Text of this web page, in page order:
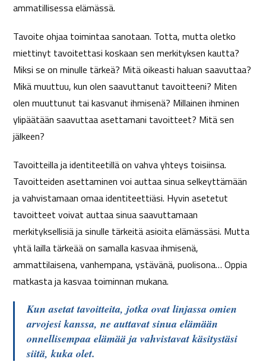
ammatillisessa elämässä.
Tavoite ohjaa toimintaa sanotaan. Totta, mutta oletko
miettinyt tavoitettasi koskaan sen merkityksen kautta?
Miksi se on minulle tärkeä? Mitä oikeasti haluan saavuttaa?
Mikä muuttuu, kun olen saavuttanut tavoitteeni? Miten
olen muuttunut tai kasvanut ihmisenä? Millainen ihminen
ylipäätään saavuttaa asettamani tavoitteet? Mitä sen
jälkeen?
Tavoitteilla ja identiteetillä on vahva yhteys toisiinsa.
Tavoitteiden asettaminen voi auttaa sinua selkeyttämään
ja vahvistamaan omaa identiteettiäsi. Hyvin asetetut
tavoitteet voivat auttaa sinua saavuttamaan
merkityksellisiä ja sinulle tärkeitä asioita elämässäsi. Mutta
yhtä lailla tärkeää on samalla kasvaa ihmisenä,
ammattilaisena, vanhempana, ystävänä, puolisona… Oppia
matkasta ja kasvaa toiminnan mukana.
Kun asetat tavoitteita, jotka ovat linjassa omien
arvojesi kanssa, ne auttavat sinua elämään
onnellisempaa elämää ja vahvistavat käsitystäsi
siitä, kuka olet.